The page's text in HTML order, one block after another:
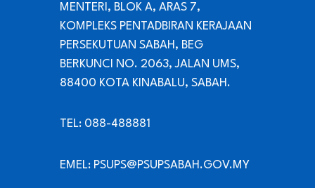
MENTERI, BLOK A, ARAS 7,
KOMPLEKS PENTADBIRAN KERAJAAN
PERSEKUTUAN SABAH, BEG
BERKUNCI NO. 2063, JALAN UMS,
88400 KOTA KINABALU, SABAH.
TEL: 088-488881
EMEL: PSUPS@PSUPSABAH.GOV.MY